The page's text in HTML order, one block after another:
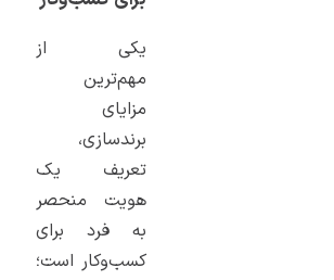
یکی از
مهم‌ترین
مزایای
برندسازی،
تعریف یک
هویت منحصر
به فرد برای
کسب‌وکار است؛